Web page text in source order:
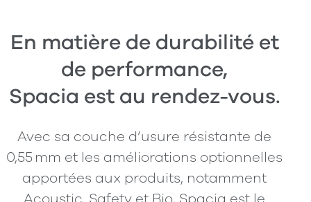
En matière de durabilité et
de performance,
Spacia est au rendez-vous.
Avec sa couche d’usure résistante de
0,55 mm et les améliorations optionnelles
apportées aux produits, notamment